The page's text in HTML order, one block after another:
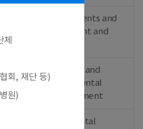
Bioenvironmental agents and
systems for treatment and
Measuring apparatus and
for environmental
pollution and assessment
Other bioenvironmental
회, 재단 등)
원)